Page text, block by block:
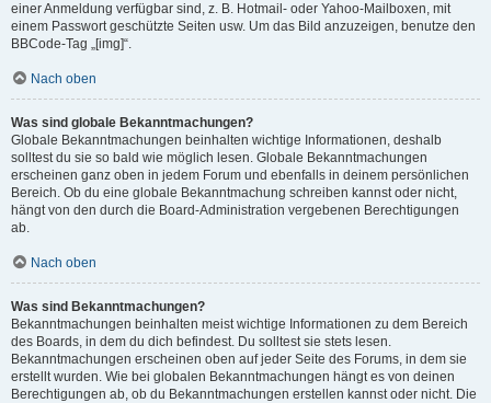
einer Anmeldung verfügbar sind, z. B. Hotmail- oder Yahoo-Mailboxen, mit
einem Passwort geschützte Seiten usw. Um das Bild anzuzeigen, benutze den
BBCode-Tag „[img]“.
Nach oben
Was sind globale Bekanntmachungen?
Globale Bekanntmachungen beinhalten wichtige Informationen, deshalb
solltest du sie so bald wie möglich lesen. Globale Bekanntmachungen
erscheinen ganz oben in jedem Forum und ebenfalls in deinem persönlichen
Bereich. Ob du eine globale Bekanntmachung schreiben kannst oder nicht,
hängt von den durch die Board-Administration vergebenen Berechtigungen
ab.
Nach oben
Was sind Bekanntmachungen?
Bekanntmachungen beinhalten meist wichtige Informationen zu dem Bereich
des Boards, in dem du dich befindest. Du solltest sie stets lesen.
Bekanntmachungen erscheinen oben auf jeder Seite des Forums, in dem sie
erstellt wurden. Wie bei globalen Bekanntmachungen hängt es von deinen
Berechtigungen ab, ob du Bekanntmachungen erstellen kannst oder nicht. Die